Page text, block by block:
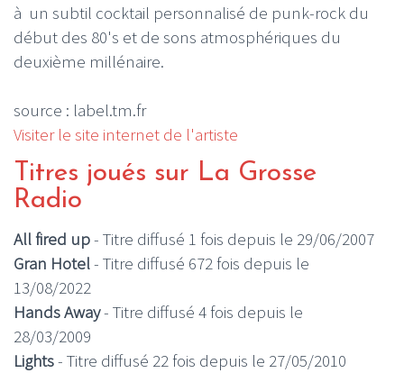
à un subtil cocktail personnalisé de punk-rock du
début des 80's et de sons atmosphériques du
deuxième millénaire.
source : label.tm.fr
Visiter le site internet de l'artiste
Titres joués sur La Grosse
Radio
All fired up- Titre diffusé 1 fois depuis le 29/06/2007
Gran Hotel- Titre diffusé 672 fois depuis le
13/08/2022
Hands Away- Titre diffusé 4 fois depuis le
28/03/2009
Lights- Titre diffusé 22 fois depuis le 27/05/2010